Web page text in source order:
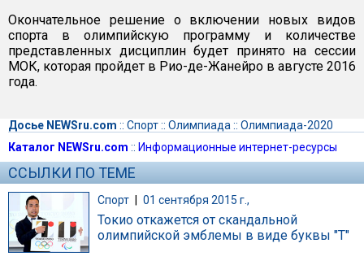
Окончательное решение о включении новых видов
спорта в олимпийскую программу и количестве
представленных дисциплин будет принято на сессии
МОК, которая пройдет в Рио-де-Жанейро в августе 2016
года.
Досье NEWSru.com :: Спорт:: Олимпиада :: Олимпиада-2020
Каталог NEWSru.com :: Информационные интернет-ресурсы
ССЫЛКИ ПО ТЕМЕ
Спорт | 01 сентября 2015 г.,
Токио откажется от скандальной
олимпийской эмблемы в виде буквы "Т"